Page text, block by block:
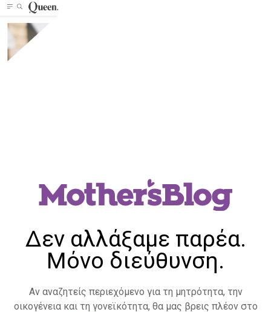
Δεν αλλάξαμε παρέα.
Μόνο διεύθυνση.
Αν αναζητείς περιεχόμενο για τη μητρότητα, την
οικογένεια και τη γονεϊκότητα, θα μας βρεις πλέον στο